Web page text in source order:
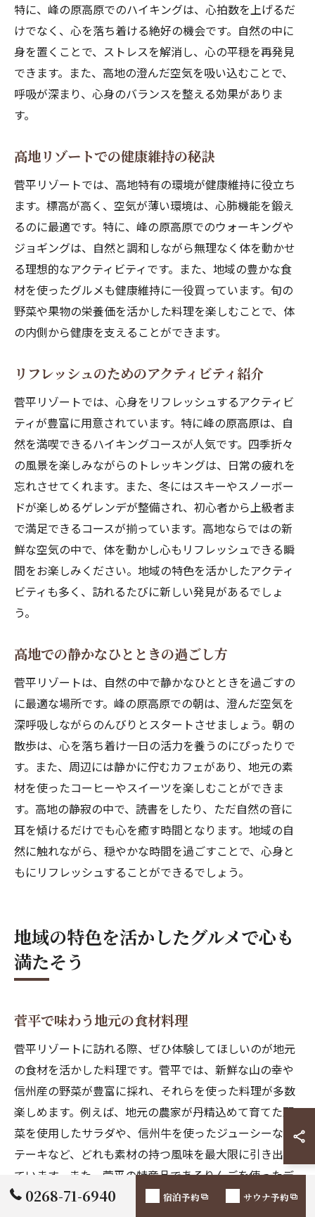
特に、峰の原高原でのハイキングは、心拍数を上げるだ
けでなく、心を落ち着ける絶好の機会です。自然の中に
身を置くことで、ストレスを解消し、心の平穏を再発見
できます。また、高地の澄んだ空気を吸い込むことで、
呼吸が深まり、心身のバランスを整える効果がありま
す。
高地リゾートでの健康維持の秘訣
菅平リゾートでは、高地特有の環境が健康維持に役立ち
ます。標高が高く、空気が薄い環境は、心肺機能を鍛え
るのに最適です。特に、峰の原高原でのウォーキングや
ジョギングは、自然と調和しながら無理なく体を動かせ
る理想的なアクティビティです。また、地域の豊かな食
材を使ったグルメも健康維持に一役買っています。旬の
野菜や果物の栄養価を活かした料理を楽しむことで、体
の内側から健康を支えることができます。
リフレッシュのためのアクティビティ紹介
菅平リゾートでは、心身をリフレッシュするアクティビ
ティが豊富に用意されています。特に峰の原高原は、自
然を満喫できるハイキングコースが人気です。四季折々
の風景を楽しみながらのトレッキングは、日常の疲れを
忘れさせてくれます。また、冬にはスキーやスノーボー
ドが楽しめるゲレンデが整備され、初心者から上級者ま
で満足できるコースが揃っています。高地ならではの新
鮮な空気の中で、体を動かし心もリフレッシュできる瞬
間をお楽しみください。地域の特色を活かしたアクティ
ビティも多く、訪れるたびに新しい発見があるでしょ
う。
高地での静かなひとときの過ごし方
菅平リゾートは、自然の中で静かなひとときを過ごすの
に最適な場所です。峰の原高原での朝は、澄んだ空気を
深呼吸しながらのんびりとスタートさせましょう。朝の
散歩は、心を落ち着け一日の活力を養うのにぴったりで
す。また、周辺には静かに佇むカフェがあり、地元の素
材を使ったコーヒーやスイーツを楽しむことができま
す。高地の静寂の中で、読書をしたり、ただ自然の音に
耳を傾けるだけでも心を癒す時間となります。地域の自
然に触れながら、穏やかな時間を過ごすことで、心身と
もにリフレッシュすることができるでしょう。
地域の特色を活かしたグルメで心も
満たそう
菅平で味わう地元の食材料理
菅平リゾートに訪れる際、ぜひ体験してほしいのが地元
の食材を活かした料理です。菅平では、新鮮な山の幸や
信州産の野菜が豊富に採れ、それらを使った料理が多数
楽しめます。例えば、地元の農家が丹精込めて育てた野
菜を使用したサラダや、信州牛を使ったジューシーなス
テーキなど、どれも素材の持つ風味を最大限に引き出し
ています。また、菅平の特産品であるりんごを使ったデ
ザートも絶品です。特に秋には、旬のりんごを使ったア
0268-71-6940 宿泊予約 サウナ予約